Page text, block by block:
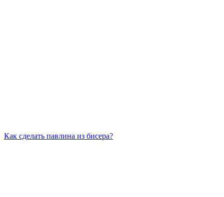
Как сделать павлина из бисера?